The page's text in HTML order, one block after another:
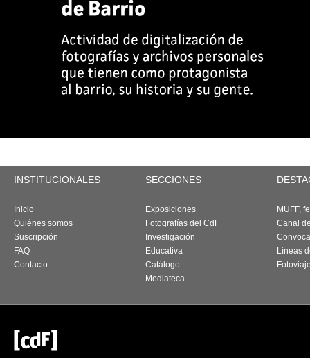
INSTITUCIONALES SECCIONES
Inicio
Quiénes somos
Suscripción
FAQ
Contacto
Exposiciones
Fotografías del CdF
Investigación
Educativa
Catálogo
Mediateca
MUFF,
Canal
Líneas